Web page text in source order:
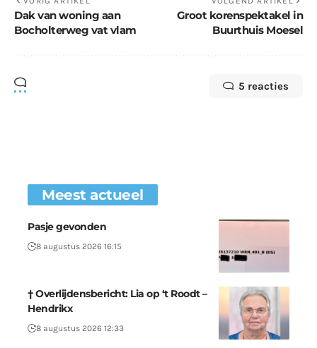
Dak van woning aan
Bocholterweg vat vlam
Groot korenspektakel in
Buurthuis Moesel
5 reacties
Meest actueel
Pasje gevonden
8 augustus 2026 16:15
† Overlijdensbericht: Lia op ‘t Roodt –
Hendrikx
8 augustus 2026 12:33